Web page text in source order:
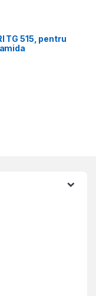
TG 515, pentru